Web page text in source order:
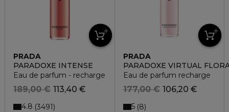
PRADA
PARADOXE INTENSE
Eau de parfum - recharge
113,40 €
189,00 €
4.8 3491
PRADA
PARADOXE VIRTUAL
Eau de parfum recharge
106,20 €
177,00 €
5 8